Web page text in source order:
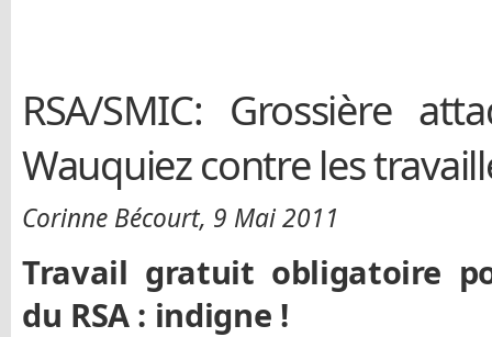
RSA/SMIC: Grossière
Wauquiez contre les
Corinne Bécourt, 9 Mai 2011
Travail gratuit obligatoire
du RSA : indigne !